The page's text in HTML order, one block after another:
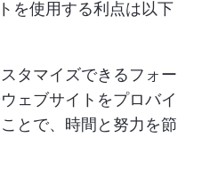
を使用する利点は以下
タマイズできるフォー
ェブサイトをプロバイ
とで、時間と努力を節